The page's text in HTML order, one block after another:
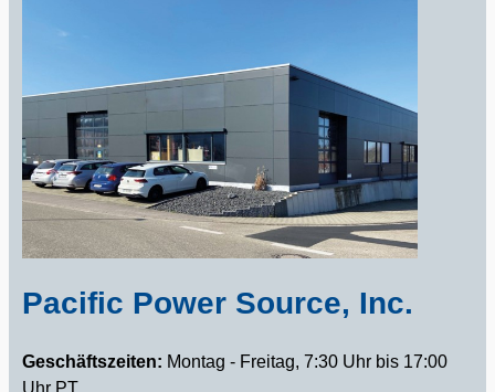
Pacific Power Source, Inc.
Geschäftszeiten: Montag - Freitag, 7:30 Uhr bis 17:00
Uhr PT.